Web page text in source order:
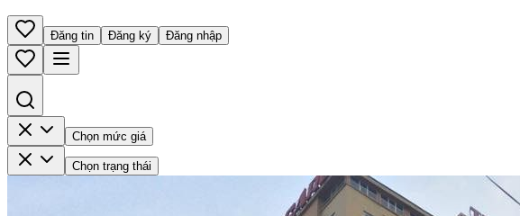
Đăng tin Đăng ký Đăng nhập
Chọn mức giá
Chọn trạng thái